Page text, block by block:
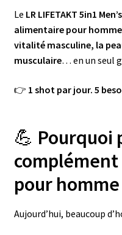
Le LR LIFETAKT 5in1
alimentaire pour homme
vitalité masculine, la
musculaire… en un seul
👉 1 shot par jour. 5
💪 Pourquoi
pour homme
Aujourd’hui, beaucoup